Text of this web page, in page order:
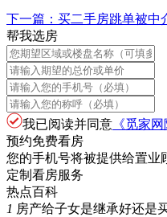
下一篇： 买二手房跳单被中
帮我选房
我已阅读并同意 《觅家
预约免费看房
您的手机号将被提供给置业
定制看房服务
热点百科
1 房产给子女是继承好还是